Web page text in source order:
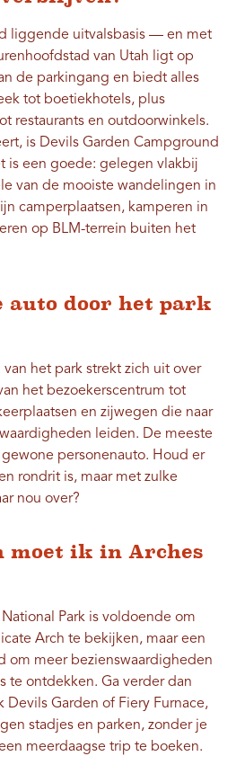
liggende uitvalsbasis — en met
van Utah ligt op
de parkingang en biedt alles
tot boetiekhotels, plus
restaurants en outdoorwinkels.
is Devils Garden Campground
is een goede: gelegen vlakbij
van de mooiste wandelingen in
camperplaatsen, kamperen in
op BLM-terrein buiten het
auto door het park
het park strekt zich uit over
het bezoekerscentrum tot
en zijwegen die naar
leiden. De meeste
personenauto. Houd er
rondrit is, maar met zulke
nou over?
moet ik in Arches
Park is voldoende om
Arch te bekijken, maar een
om meer bezienswaardigheden
te ontdekken. Ga verder dan
Devils Garden of Fiery Furnace,
stadjes en parken, zonder je
meerdaagse trip te boeken.